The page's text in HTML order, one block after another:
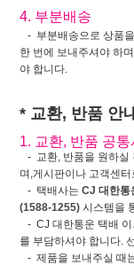
4. 부분배송
- 부분배송으로 상품
한 번에 보내주셔야 하
야 합니다.
* 교환, 반품 안
1. 교환, 반품 공통
- 교환, 반품을 원하실
며,게시판이나 고객센
- 택배사는 CJ 대한통
(1588-1255) 시스템을
- CJ 대한통운 택배 이
를 부담하셔야 합니다.
- 제품을 보내주실 때